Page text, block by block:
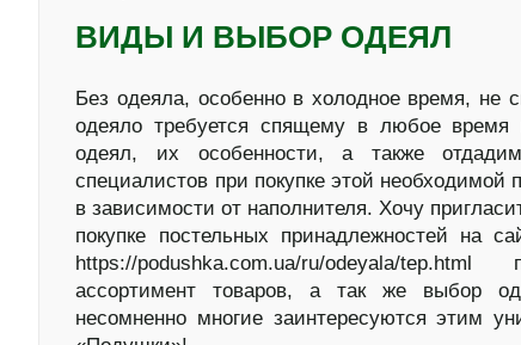
ВИДЫ И ВЫБОР ОДЕЯЛ
Без одеяла, особенно в холодное время, не
одеяло требуется спящему в любое
одеял, их особенности, а также
специалистов при покупке этой необходимой
в зависимости от наполнителя. Хочу
покупке постельных принадлежностей на
https://podushka.com.ua/ru/odeyala/
ассортимент товаров, а так же выбор
несомненно многие заинтересуются этим